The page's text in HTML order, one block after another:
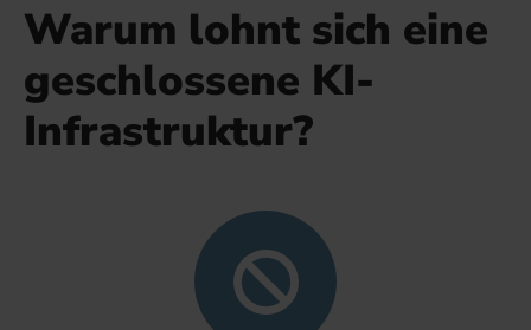
Warum lohnt sich eine
geschlossene KI-
Infrastruktur?